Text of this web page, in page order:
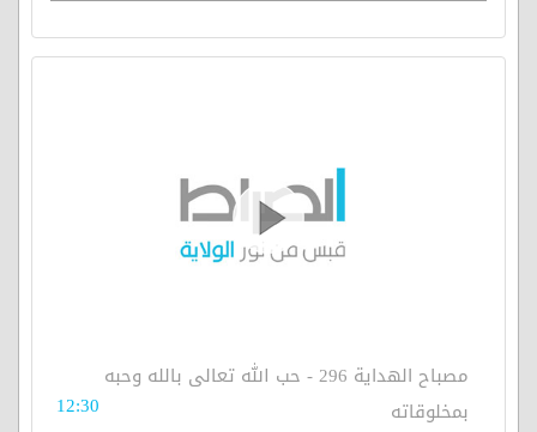
مصباح الهداية 296 - حب الله تعالى بالله وحبه
بمخلوقاته
12:30